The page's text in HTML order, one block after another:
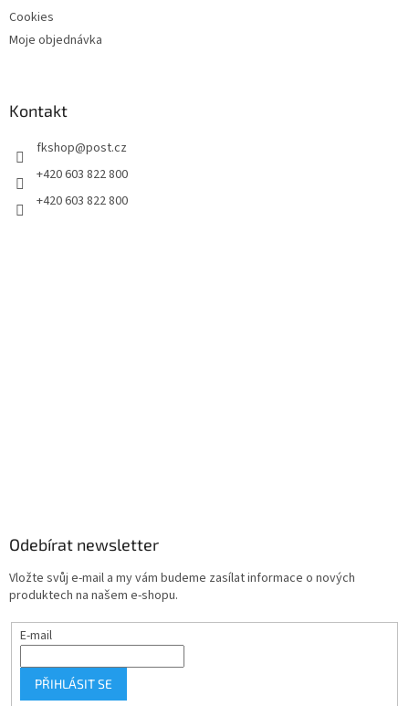
Cookies
Moje objednávka
Kontakt
fkshop@post.cz
+420 603 822 800
+420 603 822 800
Odebírat newsletter
Vložte svůj e-mail a my vám budeme zasílat informace o nových
produktech na našem e-shopu.
E-mail
PŘIHLÁSIT SE